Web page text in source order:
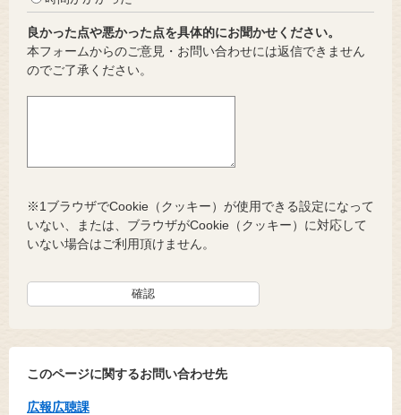
良かった点や悪かった点を具体的にお聞かせください。
本フォームからのご意見・お問い合わせには返信できません
のでご了承ください。
※1ブラウザでCookie（クッキー）が使用できる設定になって
いない、または、ブラウザがCookie（クッキー）に対応して
いない場合はご利用頂けません。
このページに関するお問い合わせ先
広報広聴課